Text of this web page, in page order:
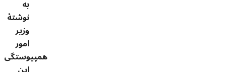
به
نوشتۀ
وزیر
امور
همپیوستگی